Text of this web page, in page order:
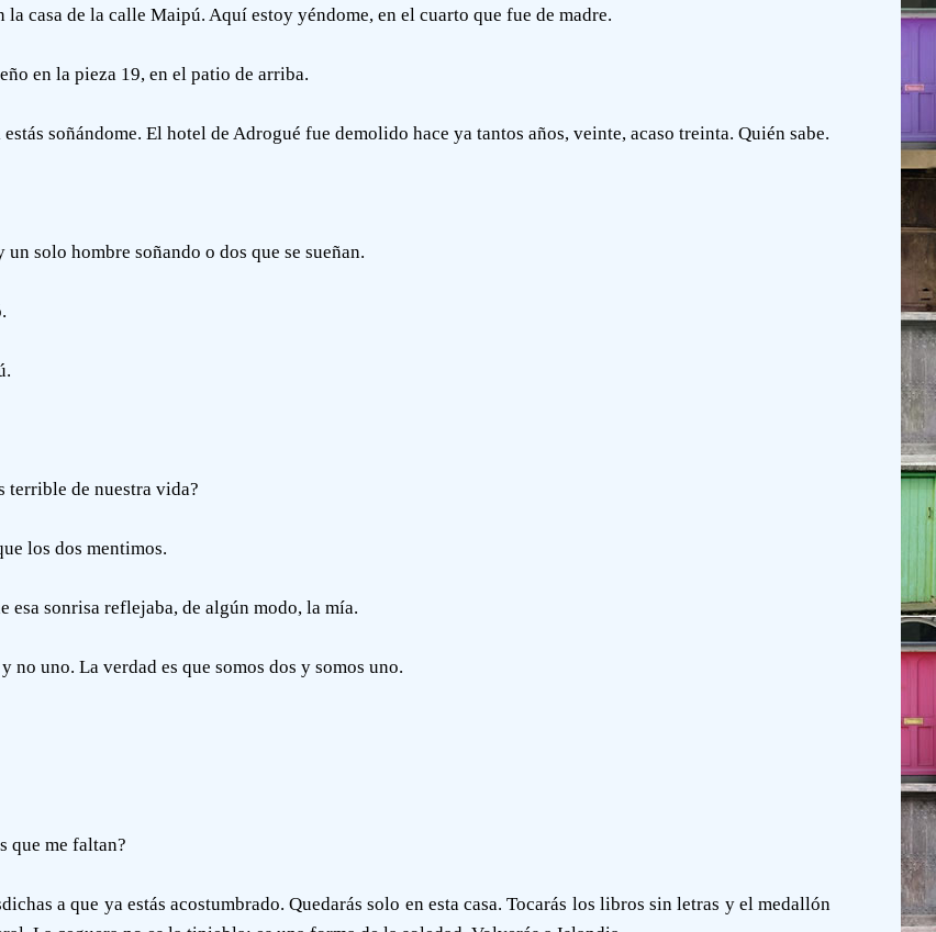
casa de la calle Maipú. Aquí estoy yéndome, en el cuarto que fue de madre.
en la pieza 19, en el patio de arriba.
soñándome. El hotel de Adrogué fue demolido hace ya tantos años, veinte, acaso treinta. Quién sabe.
solo hombre soñando o dos que se sueñan.
terrible de nuestra vida?
los dos mentimos.
sonrisa reflejaba, de algún modo, la mía.
uno. La verdad es que somos dos y somos uno.
que me faltan?
a que ya estás acostumbrado. Quedarás solo en esta casa. Tocarás los libros sin letras y el medallón